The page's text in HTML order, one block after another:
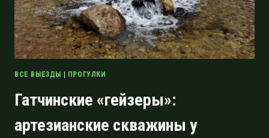
ВСЕ ВЫЕЗДЫ | ПРОГУЛКИ
Гатчинские «гейзеры»:
артезианские скважины у